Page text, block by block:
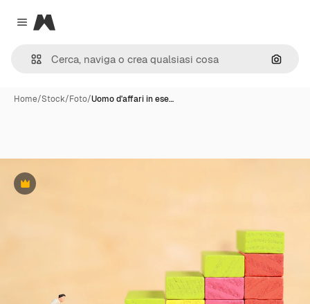
Close menu
Magnific
Cerca
Home/Stock/Foto/Uomo d'affari in ese…
Premium